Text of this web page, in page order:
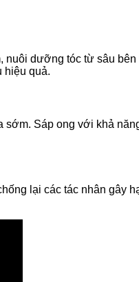
dưỡng tóc từ sâu bên
hiệu quả.
sớm. Sáp ong với khả
lại các tác nhân gây